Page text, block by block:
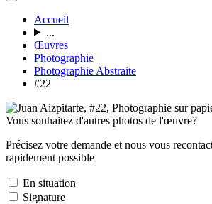
Accueil
...
Œuvres
Photographie
Photographie Abstraite
#22
Vous souhaitez d'autres photos de l'œuvre?
Précisez votre demande et nous vous
rapidement possible
En situation
Signature